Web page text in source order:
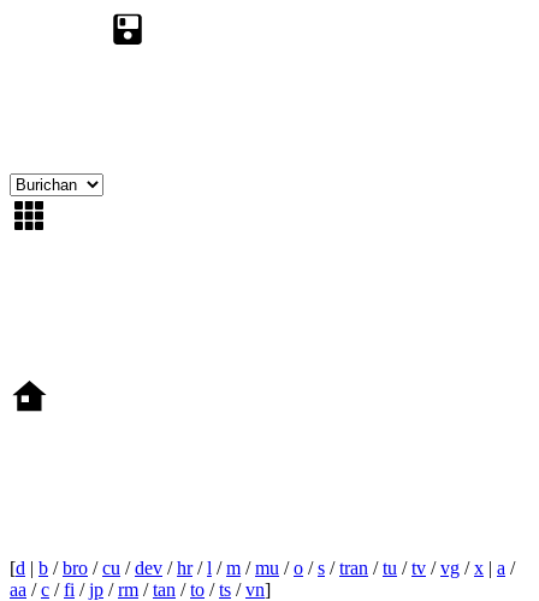
[d | b /bro /cu /dev /hr/l /m /mu /o /s /tran /tu /tv /vg /x | a /
aa /c /fi /jp /rm /tan /to /ts /vn]